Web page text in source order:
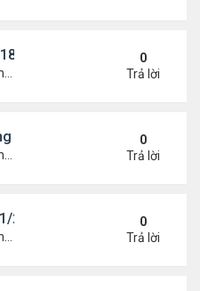
21 - 6/25/21
0
Trả lời
6/11/21- 6/18/21
0
Trả lời
21- 6/18/2021
0
Trả lời